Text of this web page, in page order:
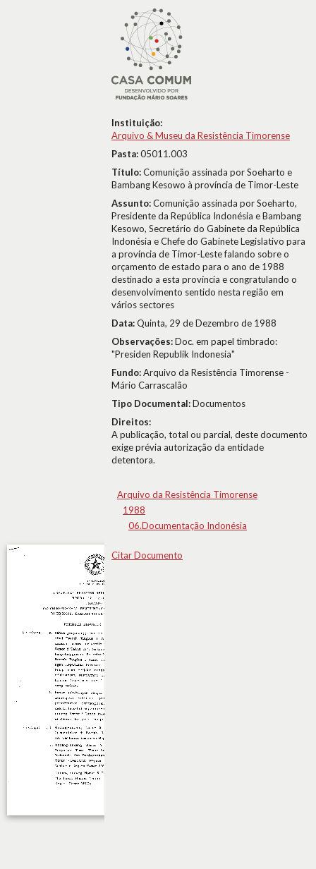
Instituição:
Arquivo & Museu da Resistência Timorense
Pasta:05011.003
Título:Comunição assinada por Soeharto e
Bambang Kesowo à província de Timor-Leste
Assunto:Comunição assinada por Soeharto,
Presidente da República Indonésia e Bambang
Kesowo, Secretário do Gabinete da República
Indonésia e Chefe do Gabinete Legislativo para
a província de Timor-Leste falando sobre o
orçamento de estado para o ano de 1988
destinado a esta província e congratulando o
desenvolvimento sentido nesta região em
vários sectores
Data:Quinta, 29 de Dezembro de 1988
Observações:Doc. em papel timbrado:
"Presiden Republik Indonesia"
Fundo:Arquivo da Resistência Timorense -
Mário Carrascalão
Tipo Documental:Documentos
Direitos:
A publicação, total ou parcial, deste documento
exige prévia autorização da entidade
detentora.
Arquivo da Resistência Timorense
1988
06.Documentação Indonésia
Citar Documento